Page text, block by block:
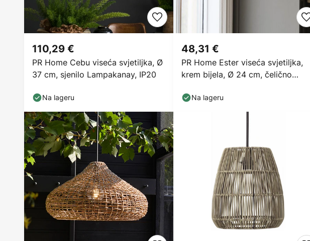
PR Home Cebu viseća svjetiljka, Ø
37 cm, sjenilo Lampakanay, IP20
110,29 €
Na lageru
PR Home Ester viseća svjetiljka,
krem bijela, Ø 24 cm, čelično
48,31 €
Na lageru